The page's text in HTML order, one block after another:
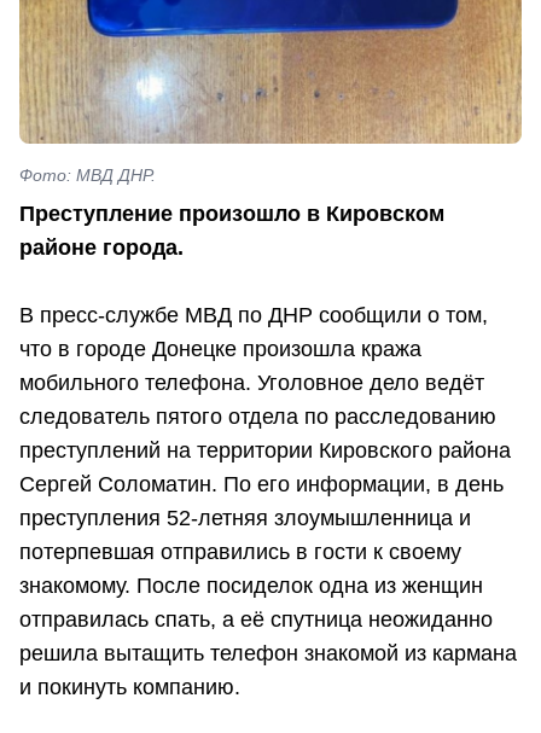
Фото: МВД ДНР.
Преступление произошло в Кировском
районе города.
В пресс-службе МВД по ДНР сообщили о том,
что в городе Донецке произошла кража
мобильного телефона. Уголовное дело ведёт
следователь пятого отдела по расследованию
преступлений на территории Кировского района
Сергей Соломатин. По его информации, в день
преступления 52-летняя злоумышленница и
потерпевшая отправились в гости к своему
знакомому. После посиделок одна из женщин
отправилась спать, а её спутница неожиданно
решила вытащить телефон знакомой из кармана
и покинуть компанию.